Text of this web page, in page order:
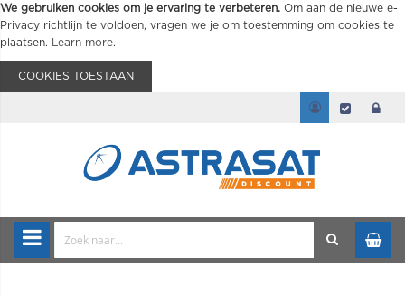
We gebruiken cookies om je ervaring te verbeteren. Om aan de nieuwe e-
Privacy richtlijn te voldoen, vragen we je om toestemming om cookies te
plaatsen.
Learn more.
COOKIES TOESTAAN